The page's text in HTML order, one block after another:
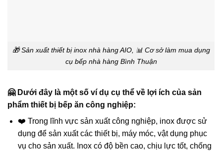
🎁 Sản xuất thiết bị inox nhà hàng AIO, 📊 Cơ sở làm mua dụng
cụ bếp nhà hàng Bình Thuận
🤗 Dưới đây là một số ví dụ cụ thể về lợi ích của sản
phẩm thiết bị bếp ăn công nghiệp:
❤️ Trong lĩnh vực sản xuất công nghiệp, inox được sử
dụng để sản xuất các thiết bị, máy móc, vật dụng phục
vụ cho sản xuất. Inox có độ bền cao, chịu lực tốt, chống